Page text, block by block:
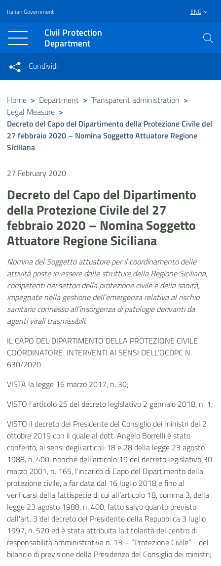
Vai al contenuto principale
Raggiungi il piè di pagina
Italian Government ENG
Civil Protection
Department
Condividi su Facebook
Condividi su Twitter
Condividi
Condividi sui social network
Home > Department > Transparent administration >
Legal Measure >
Decreto del Capo del Dipartimento della Protezione Civile del
27 febbraio 2020 – Nomina Soggetto Attuatore Regione
Siciliana
27 February 2020
Decreto del Capo del Dipartimento
della Protezione Civile del 27
febbraio 2020 – Nomina Soggetto
Attuatore Regione Siciliana
Nomina del Soggetto attuatore per il coordinamento delle
attività poste in essere dalle strutture della Regione Siciliana,
competenti nei settori della protezione civile e della sanità,
impegnate nella gestione dell’emergenza relativa al rischio
sanitario connesso all’insorgenza di patologie derivanti da
agenti virali trasmissibili.
IL CAPO DEL DIPARTIMENTO DELLA PROTEZIONE CIVILE
COORDINATORE INTERVENTI AI SENSI DELL’OCDPC N.
630/2020
VISTA la legge 16 marzo 2017, n. 30;
VISTO l’articolo 25 del decreto legislativo 2 gennaio 2018, n. 1;
VISTO il decreto del Presidente del Consiglio dei ministri del 2
ottobre 2019 con il quale al dott. Angelo Borrelli è stato
conferito, ai sensi degli articoli 18 e 28 della legge 23 agosto
1988, n. 400, nonché dell’articolo 19 del decreto legislativo 30
marzo 2001, n. 165, l'incarico di Capo del Dipartimento della
protezione civile, a far data dal 16 luglio 2018 e fino al
verificarsi della fattispecie di cui all’articolo 18, comma 3, della
legge 23 agosto 1988, n. 400, fatto salvo quanto previsto
dall'art. 3 del decreto del Presidente della Repubblica 3 luglio
1997, n. 520 ed è stata attribuita la titolarità del centro di
responsabilità amministrativa n. 13 – “Protezione Civile” - del
bilancio di previsione della Presidenza del Consiglio dei ministri;